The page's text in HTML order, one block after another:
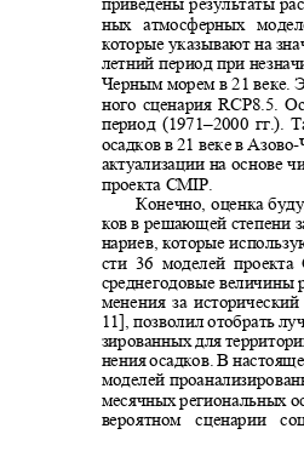
ных атмосферных
которые указывают на
летний период при
Черным морем в 21 веке.
ного сценария RCP8.5.
период (1971–2000 гг.).
осадков в 21 веке в Азово-
актуализации на основе
проекта CMIP.
Конечно, оценка
ков в решающей степени
нариев, которые
сти 36 моделей проекта
среднегодовые величины
менения за
11], позволил отобрать
зированных для
нения осадков. В
моделей
месячных региональных
вероятном сценарии